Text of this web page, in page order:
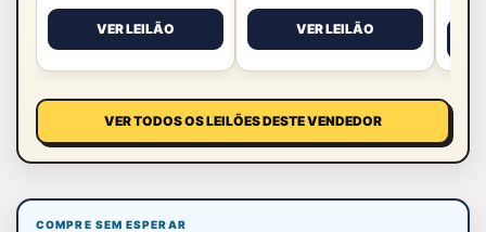
VER LEILÃO VER LEILÃO
VER TODOS OS LEILÕES DESTE VENDEDOR
COMPRE SEM ESPERAR